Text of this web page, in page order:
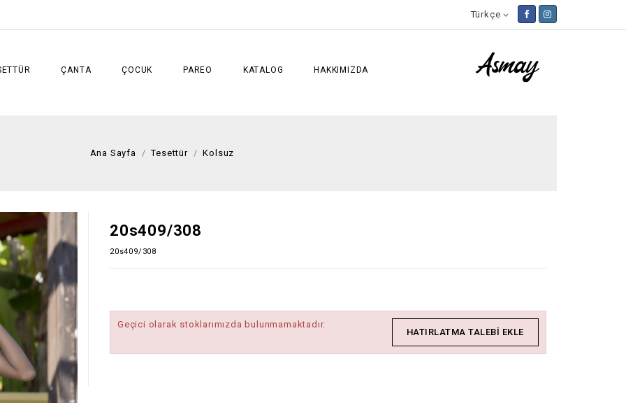
Türkçe
ÇANTA ÇOCUK PAREO KATALOG HAKKIMIZDA
Ana Sayfa Tesettür Kolsuz
20s409/308
20s409/308
Geçici olarak stoklarımızda bulunmamaktadır.
HATIRLATMA TALEBI EKLE